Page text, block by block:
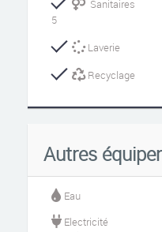
Sanitaires
5
Laverie
Recyclage
Autres
Eau
Electricité